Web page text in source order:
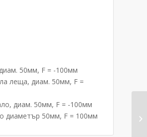
50мм, F = -100мм
леща, диам. 50мм, F =
диам. 50мм, F = -100мм
диаметър 50мм, F = 100мм